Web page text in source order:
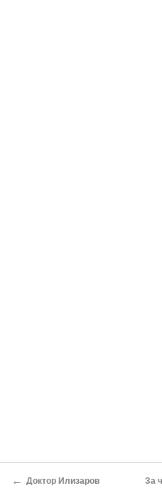
← Доктор Илизаров За